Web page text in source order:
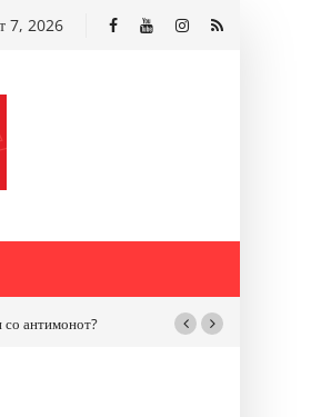
7, 2026
антимонот?